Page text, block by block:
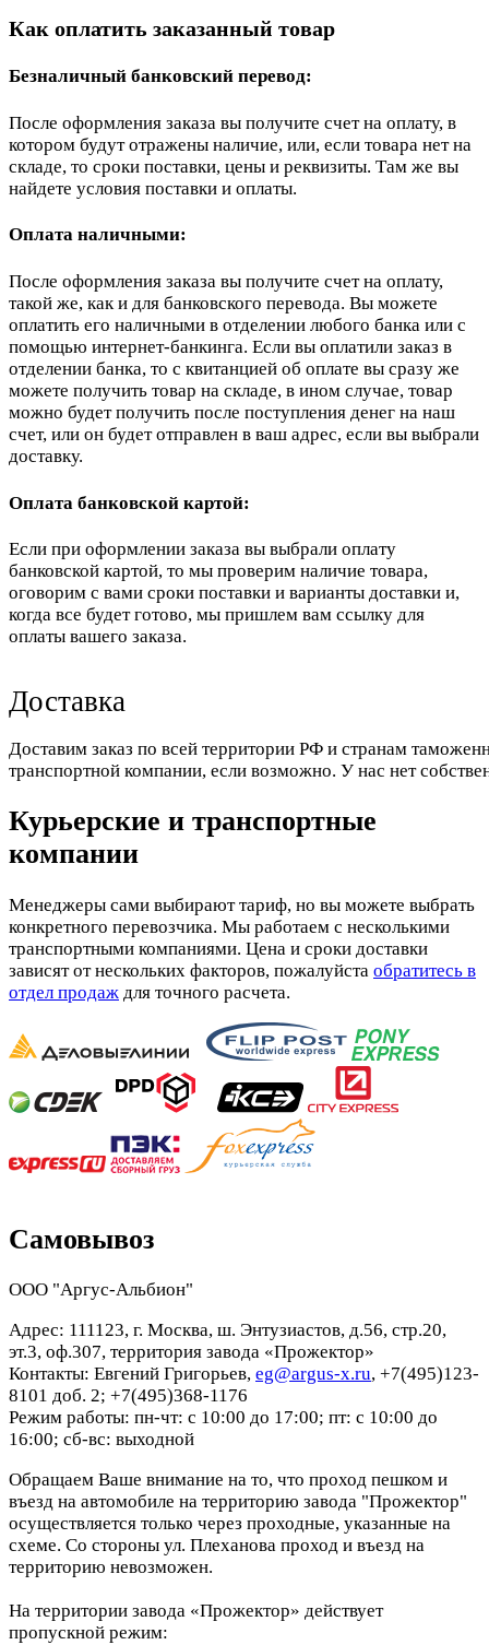
Как оплатить заказанный товар
Безналичный банковский перевод:
После оформления заказа вы получите счет на оплату, в
котором будут отражены наличие, или, если товара нет на
складе, то сроки поставки, цены и реквизиты. Там же вы
найдете условия поставки и оплаты.
Оплата наличными:
После оформления заказа вы получите счет на оплату,
такой же, как и для банковского перевода. Вы можете
оплатить его наличными в отделении любого банка или с
помощью интернет-банкинга. Если вы оплатили заказ в
отделении банка, то с квитанцией об оплате вы сразу же
можете получить товар на складе, в ином случае, товар
можно будет получить после поступления денег на наш
счет, или он будет отправлен в ваш адрес, если вы выбрали
доставку.
Оплата банковской картой:
Если при оформлении заказа вы выбрали оплату
банковской картой, то мы проверим наличие товара,
оговорим с вами сроки поставки и варианты доставки и,
когда все будет готово, мы пришлем вам ссылку для
оплаты вашего заказа.
Доставка
Доставим заказ по всей территории РФ и странам
транспортной компании, если возможно. У нас нет
Курьерские и транспортные
компании
Менеджеры сами выбирают тариф, но вы можете выбрать
конкретного перевозчика. Мы работаем с несколькими
транспортными компаниями. Цена и сроки доставки
зависят от нескольких факторов, пожалуйста обратитесь в
отдел продаж для точного расчета.
Самовывоз
ООО "Аргус-Альбион"
Адрес: 111123, г. Москва, ш. Энтузиастов, д.56, стр.20,
эт.3, оф.307, территория завода «Прожектор»
Контакты: Евгений Григорьев, eg@argus-x.ru, +7(495)123-
8101 доб. 2; +7(495)368-1176
Режим работы: пн-чт: с 10:00 до 17:00; пт: с 10:00 до
16:00; сб-вс: выходной
Обращаем Ваше внимание на то, что проход пешком и
въезд на автомобиле на территорию завода "Прожектор"
осуществляется только через проходные, указанные на
схеме. Со стороны ул. Плеханова проход и въезд на
территорию невозможен.
На территории завода «Прожектор» действует
пропускной режим: